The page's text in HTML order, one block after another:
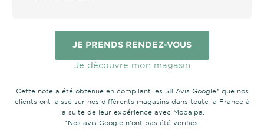
JE PRENDS RENDEZ-VOUS
Je découvre mon magasin
Cette note a été obtenue en compilant les 58 Avis Google* que nos
clients ont laissé sur nos différents magasins dans toute la France à
la suite de leur expérience avec Mobalpa.
*Nos avis Google n’ont pas été vérifiés.